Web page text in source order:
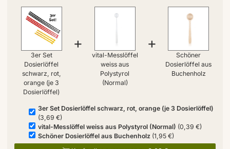
3er Set
Dosierlöffel
schwarz, rot,
orange (je 3
Dosierlöffel)
+
vital-Messlöffel
weiss aus
Polystyrol
(Normal)
+
Schöner
Dosierlöffel aus
Buchenholz
3er Set Dosierlöffel schwarz, rot, orange (je 3 Dosierlöffel)
(3,69 €)
vital-Messlöffel weiss aus Polystyrol (Normal) (0,39 €)
Schöner Dosierlöffel aus Buchenholz(1,95 €)